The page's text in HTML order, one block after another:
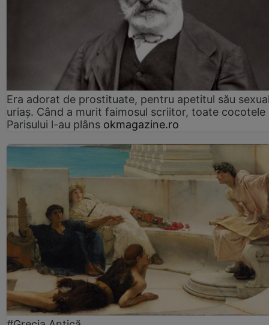
Era adorat de prostituate, pentru apetitul său
uriaș. Când a murit faimosul scriitor, toate cocotele
Parisului l-au plâns okmagazine.ro